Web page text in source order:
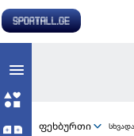
ფეხბურთი